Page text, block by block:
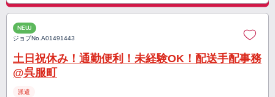
NEW
ジョブNo.A01491443
土日祝休み！通勤便利！未経験OK！配送手配事務
@呉服町
派遣